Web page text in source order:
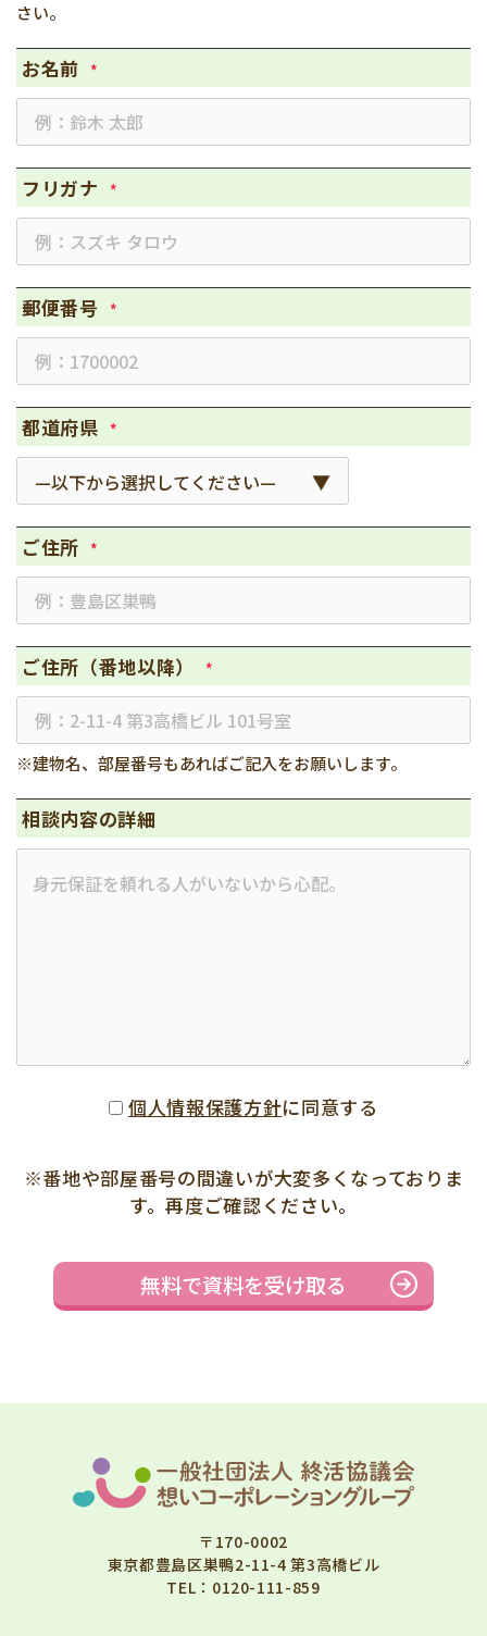
さい。
お名前 *
フリガナ *
郵便番号 *
都道府県 *
ご住所 *
ご住所（番地以降） *
※建物名、部屋番号もあればご記入をお願いします。
相談内容の詳細
個人情報保護方針に同意する
※番地や部屋番号の間違いが大変多くなっておりま
す。再度ご確認ください。
〒170-0002
東京都豊島区巣鴨2-11-4 第3高橋ビル
TEL： 0120-111-859